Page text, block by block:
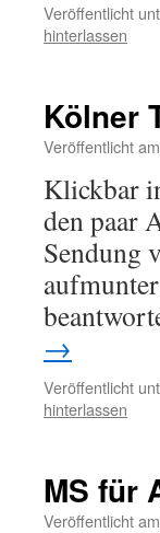
Veröffentlicht
hinterlassen
Kölner
Veröffentlicht am
Klickbar
den paar
Sendung
→
Veröffentlicht
hinterlassen
MS für
Veröffentlicht am